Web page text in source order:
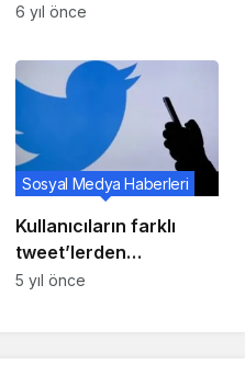
için otomobil teknolojisi
anlaşma yapıyor
6 yıl önce
Kullanıcıların farklı
tweet’lerden
hoşlanmadıklarını
Sosyal Medya Haberleri
5 yıl önce